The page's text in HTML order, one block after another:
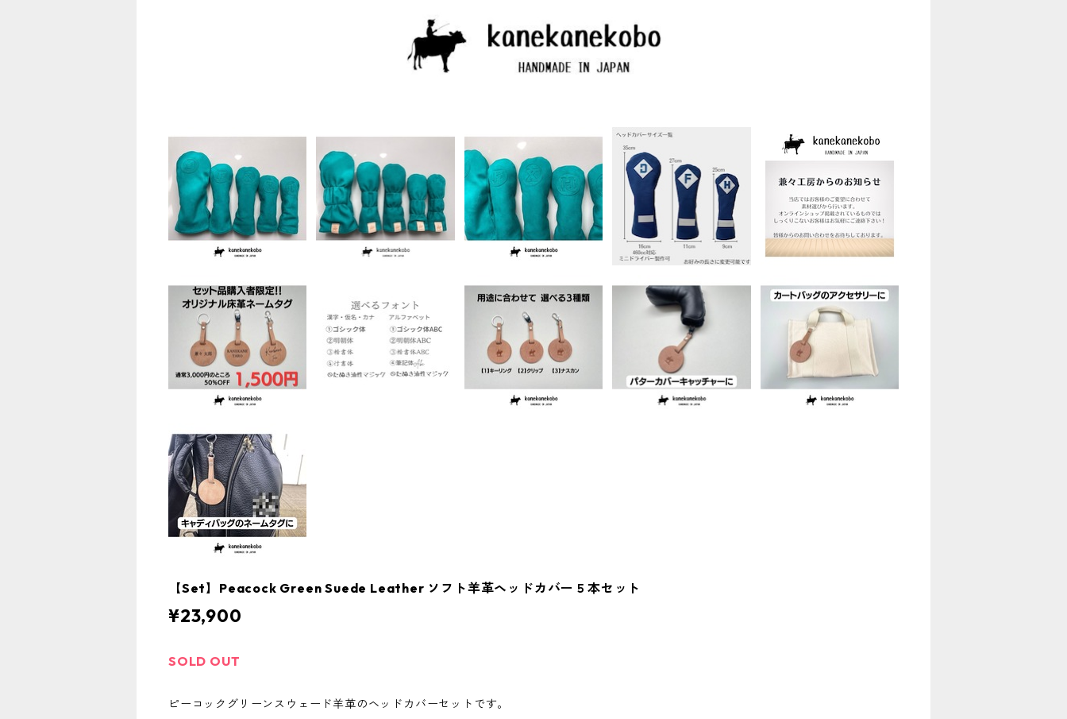
【Set】Peacock Green Suede Leather ソフト羊革ヘッドカバー５本セット
¥23,900
SOLD OUT
ピーコックグリーンスウェード羊革のヘッドカバーセットです。